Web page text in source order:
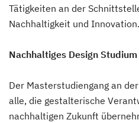
Tätigkeiten an der
Nachhaltigkeit und Innovation.
Nachhaltiges Design
Der Masterstudiengang an
alle, die gestalterische
nachhaltigen Zukunft